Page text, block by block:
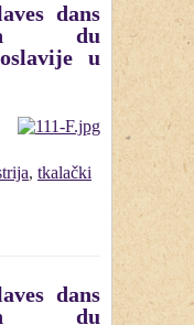
dans
du
u
, tkalački
dans
du